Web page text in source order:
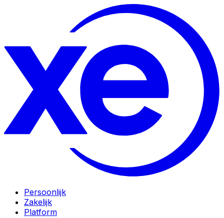
Persoonlijk
Zakelijk
Platform